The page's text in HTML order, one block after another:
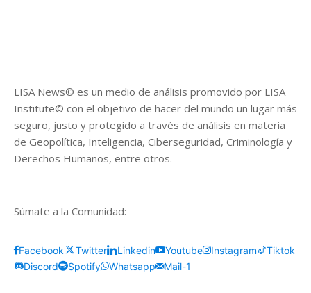
LISA News© es un medio de análisis promovido por LISA
Institute© con el objetivo de hacer del mundo un lugar más
seguro, justo y protegido a través de análisis en materia
de Geopolítica, Inteligencia, Ciberseguridad, Criminología y
Derechos Humanos, entre otros.
Súmate a la Comunidad:
Facebook Twitter Linkedin Youtube Instagram
Tiktok
Discord
Spotify Whatsapp Mail-1